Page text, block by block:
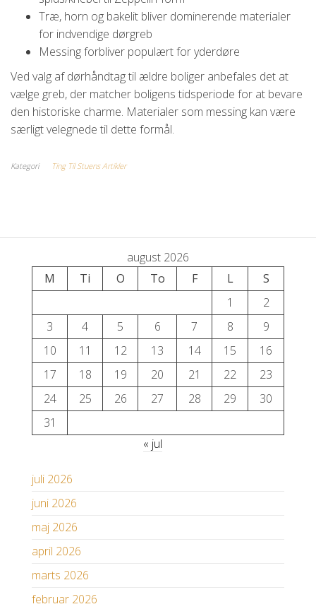
Træ, horn og bakelit bliver dominerende materialer
for indvendige dørgreb
Messing forbliver populært for yderdøre
Ved valg af dørhåndtag til ældre boliger anbefales det at
vælge greb, der matcher boligens tidsperiode for at bevare
den historiske charme. Materialer som messing kan være
særligt velegnede til dette formål.
Kategori Ting Til Stuens Artikler
august 2026
M
Ti O To F L
S
1
2
3
4 5 6 7 8
9
10
11 12 13 14 15
16
17
18 19 20 21 22
23
24
25 26 27 28 29
30
31
« jul
juli 2026
juni 2026
maj 2026
april 2026
marts 2026
februar 2026